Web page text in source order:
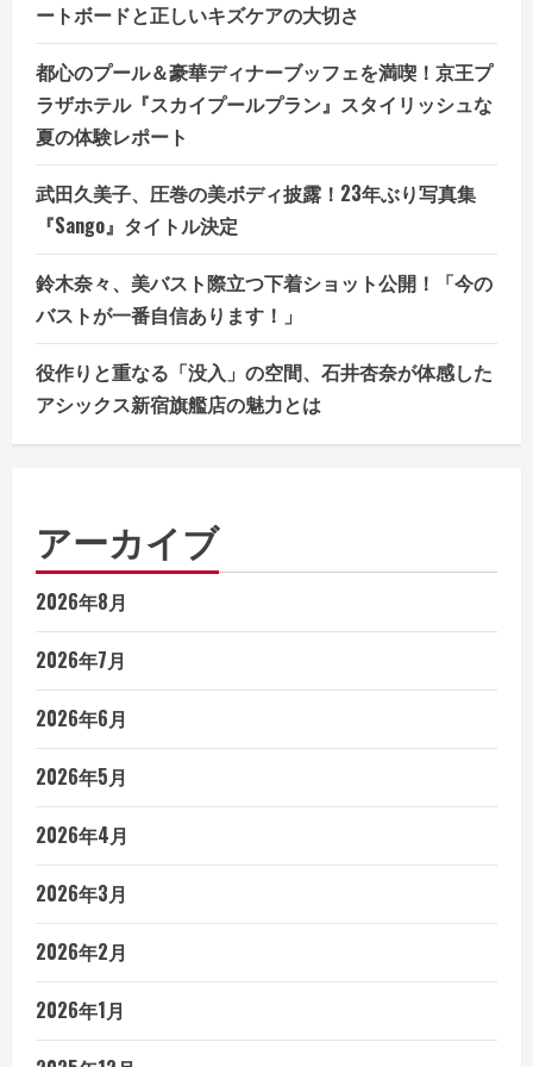
ートボードと正しいキズケアの大切さ
都心のプール＆豪華ディナーブッフェを満喫！京王プ
ラザホテル『スカイプールプラン』スタイリッシュな
夏の体験レポート
武田久美子、圧巻の美ボディ披露！23年ぶり写真集
『Sango』タイトル決定
鈴木奈々、美バスト際立つ下着ショット公開！「今の
バストが一番自信あります！」
役作りと重なる「没入」の空間、石井杏奈が体感した
アシックス新宿旗艦店の魅力とは
アーカイブ
2026年8月
2026年7月
2026年6月
2026年5月
2026年4月
2026年3月
2026年2月
2026年1月